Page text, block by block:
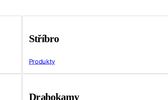
Stříbro
Produkty
Drahokamy